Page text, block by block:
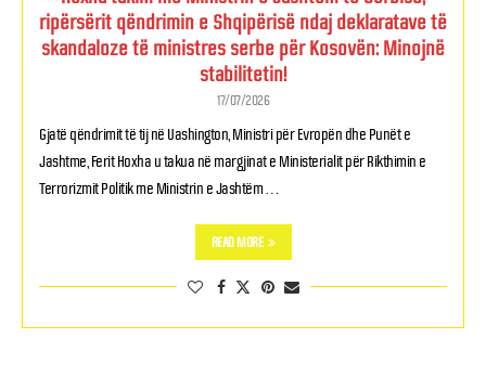
ripërsërit qëndrimin e Shqipërisë ndaj deklaratave të
skandaloze të ministres serbe për Kosovën: Minojnë
stabilitetin!
17/07/2026
Gjatë qëndrimit të tij në Uashington, Ministri për Evropën dhe Punët e
Jashtme, Ferit Hoxha u takua në margjinat e Ministerialit për ​​Rikthimin e
Terrorizmit Politik me Ministrin e Jashtëm …
READ MORE